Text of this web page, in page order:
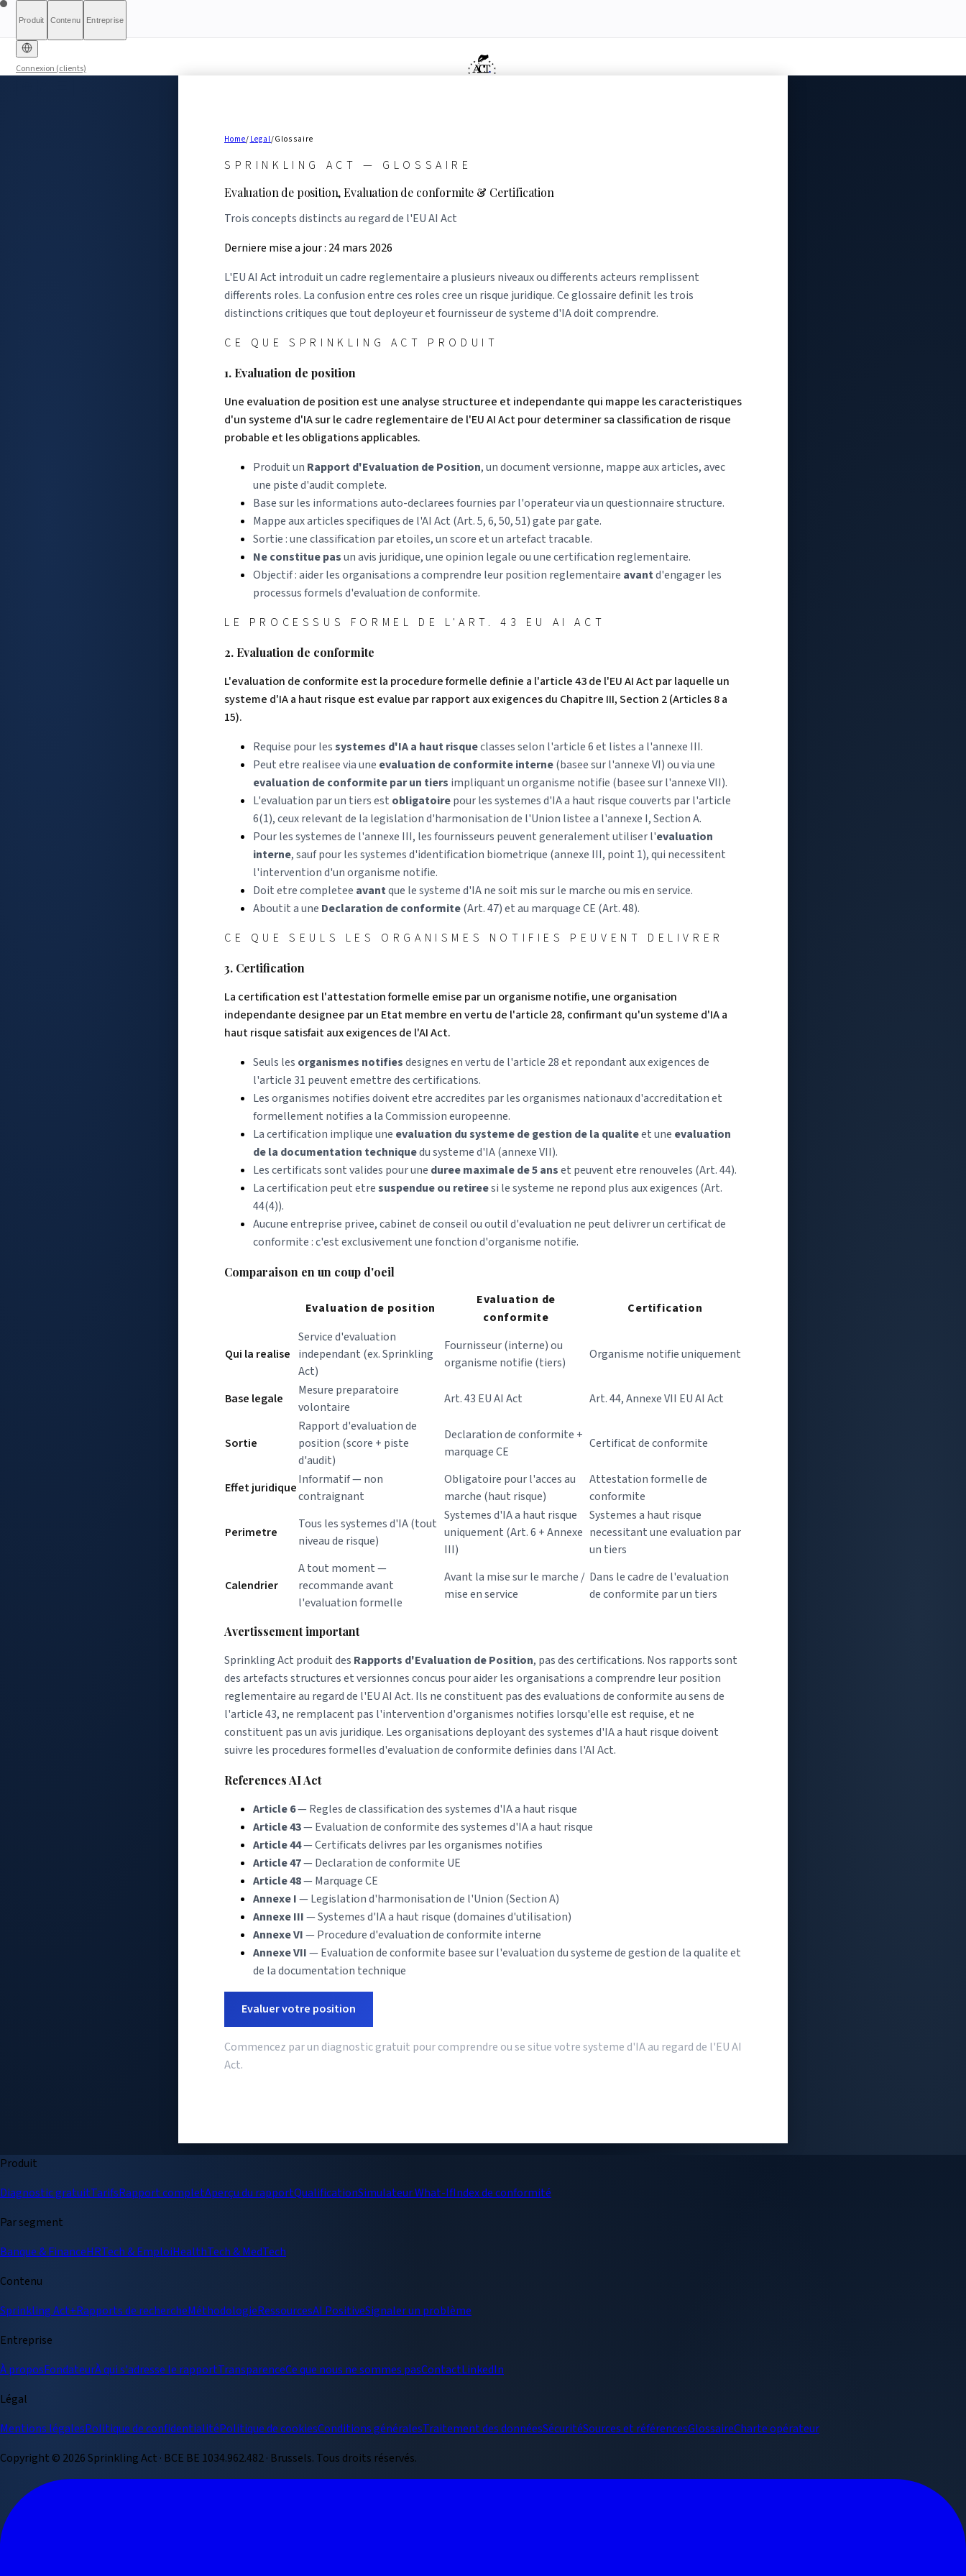
Produit Contenu Entreprise
Connexion (clients)
Home/ Legal/Glossaire
SPRINKLING ACT — GLOSSAIRE
Evaluation de position, Evaluation de conformite & Certification
Trois concepts distincts au regard de l'EU AI Act
Derniere mise a jour : 24 mars 2026
L'EU AI Act introduit un cadre reglementaire a plusieurs niveaux ou differents acteurs remplissent
differents roles. La confusion entre ces roles cree un risque juridique. Ce glossaire definit les trois
distinctions critiques que tout deployeur et fournisseur de systeme d'IA doit comprendre.
CE QUE SPRINKLING ACT PRODUIT
1. Evaluation de position
Une evaluation de position est une analyse structuree et independante qui mappe les caracteristiques
d'un systeme d'IA sur le cadre reglementaire de l'EU AI Act pour determiner sa classification de risque
probable et les obligations applicables.
Produit un Rapport d'Evaluation de Position, un document versionne, mappe aux articles, avec
une piste d'audit complete.
Base sur les informations auto-declarees fournies par l'operateur via un questionnaire structure.
Mappe aux articles specifiques de l'AI Act (Art. 5, 6, 50, 51) gate par gate.
Sortie : une classification par etoiles, un score et un artefact tracable.
Ne constitue pasun avis juridique, une opinion legale ou une certification reglementaire.
Objectif : aider les organisations a comprendre leur position reglementaire avantd'engager les
processus formels d'evaluation de conformite.
LE PROCESSUS FORMEL DE L'ART. 43 EU AI ACT
2. Evaluation de conformite
L'evaluation de conformite est la procedure formelle definie a l'article 43 de l'EU AI Act par laquelle un
systeme d'IA a haut risque est evalue par rapport aux exigences du Chapitre III, Section 2 (Articles 8 a
15).
Requise pour lessystemes d'IA a haut risqueclasses selon l'article 6 et listes a l'annexe III.
Peut etre realisee via une evaluation de conformite interne(basee sur l'annexe VI) ou via une
evaluation de conformite par un tiers impliquant un organisme notifie (basee sur l'annexe VII).
L'evaluation par un tiers est obligatoirepour les systemes d'IA a haut risque couverts par l'article
6(1), ceux relevant de la legislation d'harmonisation de l'Union listee a l'annexe I, Section A.
Pour les systemes de l'annexe III, les fournisseurs peuvent generalement utiliser l'evaluation
interne, sauf pour les systemes d'identification biometrique (annexe III, point 1), qui necessitent
l'intervention d'un organisme notifie.
Doit etre completee avantque le systeme d'IA ne soit mis sur le marche ou mis en service.
Aboutit a une Declaration de conformite(Art. 47) et au marquage CE (Art. 48).
CE QUE SEULS LES ORGANISMES NOTIFIES PEUVENT DELIVRER
3. Certification
La certification est l'attestation formelle emise par un organisme notifie, une organisation
independante designee par un Etat membre en vertu de l'article 28, confirmant qu'un systeme d'IA a
haut risque satisfait aux exigences de l'AI Act.
Seuls les organismes notifiesdesignes en vertu de l'article 28 et repondant aux exigences de
l'article 31 peuvent emettre des certifications.
Les organismes notifies doivent etre accredites par les organismes nationaux d'accreditation et
formellement notifies a la Commission europeenne.
La certification implique une evaluation du systeme de gestion de la qualiteet une evaluation
de la documentation techniquedu systeme d'IA (annexe VII).
Les certificats sont valides pour une duree maximale de 5 anset peuvent etre renouveles (Art. 44).
La certification peut etresuspendue ou retireesi le systeme ne repond plus aux exigences (Art.
44(4)).
Aucune entreprise privee, cabinet de conseil ou outil d'evaluation ne peut delivrer un certificat de
conformite : c'est exclusivement une fonction d'organisme notifie.
Comparaison en un coup d'oeil
Evaluation de position
Evaluation de
conformite
Certification
Qui la realise
Service d'evaluation
independant (ex. Sprinkling
Act)
Fournisseur (interne) ou
organisme notifie (tiers)
Organisme notifie uniquement
Base legale
Mesure preparatoire
volontaire
Art. 43 EU AI Act Art. 44, Annexe VII EU AI Act
Sortie
Rapport d'evaluation de
position (score + piste
d'audit)
Declaration de conformite +
marquage CE
Certificat de conformite
Effet juridique
Informatif — non
contraignant
Obligatoire pour l'acces au
marche (haut risque)
Attestation formelle de
conformite
Perimetre
Tous les systemes d'IA (tout
niveau de risque)
Systemes d'IA a haut risque
uniquement (Art. 6 + Annexe
III)
Systemes a haut risque
necessitant une evaluation par
un tiers
Calendrier
A tout moment —
recommande avant
l'evaluation formelle
Avant la mise sur le marche /
mise en service
Dans le cadre de l'evaluation
de conformite par un tiers
Avertissement important
Sprinkling Act produit des Rapports d'Evaluation de Position, pas des certifications. Nos rapports sont
des artefacts structures et versionnes concus pour aider les organisations a comprendre leur position
reglementaire au regard de l'EU AI Act. Ils ne constituent pas des evaluations de conformite au sens de
l'article 43, ne remplacent pas l'intervention d'organismes notifies lorsqu'elle est requise, et ne
constituent pas un avis juridique. Les organisations deployant des systemes d'IA a haut risque doivent
suivre les procedures formelles d'evaluation de conformite definies dans l'AI Act.
References AI Act
Article 6— Regles de classification des systemes d'IA a haut risque
Article 43— Evaluation de conformite des systemes d'IA a haut risque
Article 44— Certificats delivres par les organismes notifies
Article 47— Declaration de conformite UE
Article 48— Marquage CE
Annexe I— Legislation d'harmonisation de l'Union (Section A)
Annexe III— Systemes d'IA a haut risque (domaines d'utilisation)
Annexe VI— Procedure d'evaluation de conformite interne
Annexe VII— Evaluation de conformite basee sur l'evaluation du systeme de gestion de la qualite et
de la documentation technique
Evaluer votre position
Commencez par un diagnostic gratuit pour comprendre ou se situe votre systeme d'IA au regard de l'EU AI
Act.
Produit
Diagnostic gratuitTarifsRapport completAperçu du rapportQualificationSimulateur What-IfIndex de conformité
Par segment
Banque & FinanceHRTech & EmploiHealthTech & MedTech
Contenu
Sprinkling Act+Rapports de rechercheMéthodologieRessourcesAI PositiveSignaler un problème
Entreprise
À proposFondateurÀ qui s'adresse le rapportTransparenceCe que nous ne sommes pasContactLinkedIn
Légal
Mentions légalesPolitique de confidentialitéPolitique de cookiesConditions généralesTraitement des donnéesSécuritéSources et référencesGlossaireCharte opérateur
Copyright © 2026Sprinkling Act · BCE BE 1034.962.482 · Brussels. Tous droits réservés.